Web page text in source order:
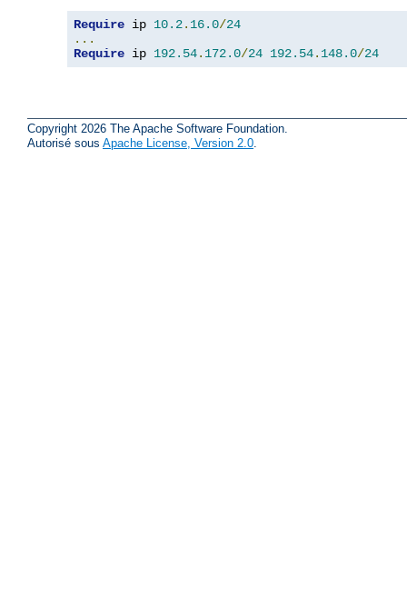
Require ip 10.2. 16.0/24
...
Require ip 192.54. 172.0/24 192.54. 148.0/24
Copyright 2026 The Apache Software Foundation.
Autorisé sous Apache License, Version 2.0